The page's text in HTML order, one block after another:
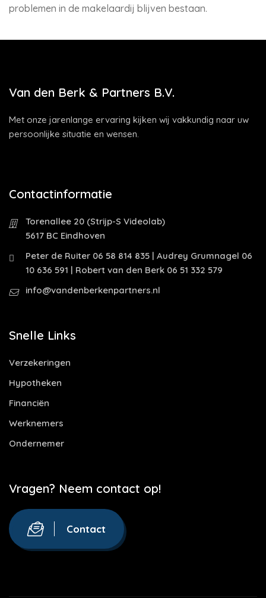
problemen in de makelaardij blijven bestaan.
Van den Berk & Partners B.V.
Met onze jarenlange ervaring kijken wij vakkundig naar uw
persoonlijke situatie en wensen.
Contactinformatie
Torenallee 20 (Strijp-S Videolab)
5617 BC Eindhoven
Peter de Ruiter 06 58 814 835 | Audrey Grumnagel 06
10 636 591 | Robert van den Berk 06 51 332 579
info@vandenberkenpartners.nl
Snelle Links
Verzekeringen
Hypotheken
Financiën
Werknemers
Ondernemer
Vragen? Neem contact op!
Contact